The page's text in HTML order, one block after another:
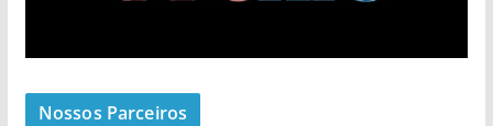
Nossos Parceiros